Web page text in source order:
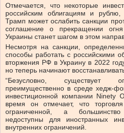
Отмечается, что некоторые
российским облигациям и
Трамп может ослабить санкции
соглашение о прекращении
Украины станет шагом в этом
Несмотря на санкции,
способы работать с российскими
вторжения РФ в Украину в 2022
но теперь начинают
“Безусловно, существует
преимущественно в среде хедж-
инвестиционной компании
время он отмечает, что
ограниченной, а
недоступны для иностранных
внутренних ограничений.